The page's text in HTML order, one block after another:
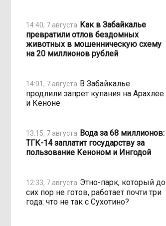
14:40, 7 августа Как в Забайкалье
превратили отлов бездомных
животных в мошенническую схему
на 20 миллионов рублей
14:01, 7 августа В Забайкалье
продлили запрет купания на Арахлее
и Кеноне
13:15, 7 августа Вода за 68 миллионов:
ТГК-14 заплатит государству за
пользование Кеноном и Ингодой
12:33, 7 августа Этно-парк, который до
сих пор не готов, работает почти три
года: что не так с Сухотино?